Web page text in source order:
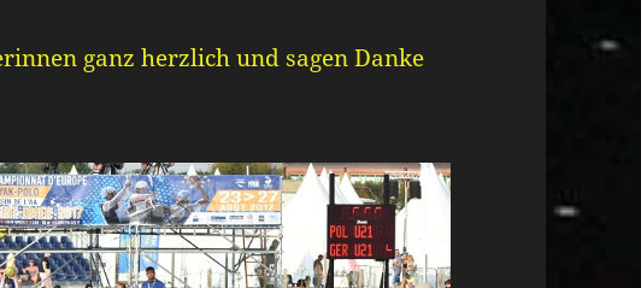
ganz herzlich und sagen Danke